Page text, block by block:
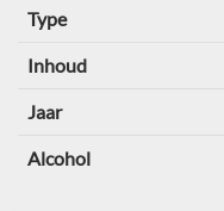
Type
Inhoud
Jaar
Alcohol